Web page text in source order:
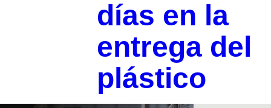
días en la
entrega del
plástico